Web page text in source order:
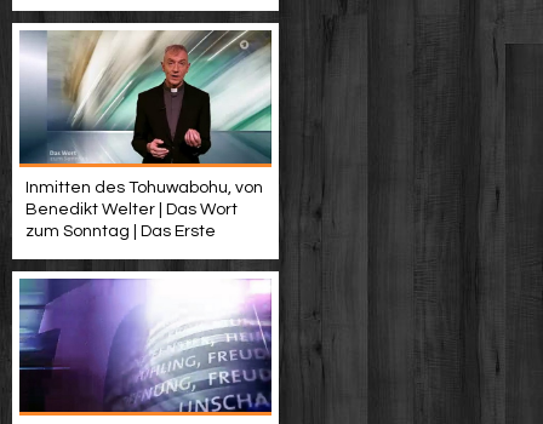
Inmitten des Tohuwabohu, von
Benedikt Welter | Das Wort
zum Sonntag | Das Erste